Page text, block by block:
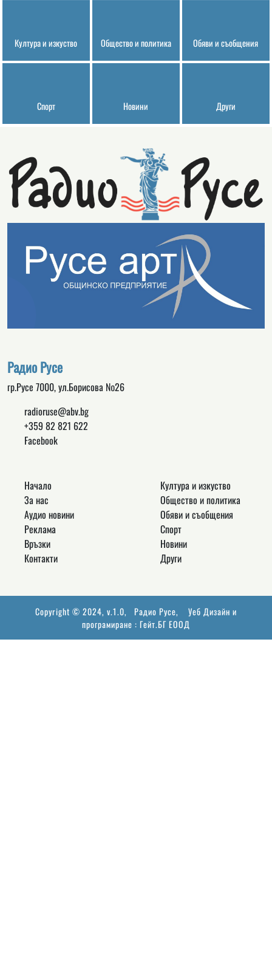
Култура и изкуство Общество и политика Обяви и съобщения
Спорт Новини Други
Радио Русе
гр.Русе 7000, ул.Борисова №26
radioruse@abv.bg
+359 82 821 622
Facebook
Начало
За нас
Аудио новини
Реклама
Връзки
Контакти
Култура и изкуство
Общество и политика
Обяви и съобщения
Спорт
Новини
Други
Copyright © 2024, v.1.0, Радио Русе, Уеб Дизайн и
програмиране : Гейт.БГ ЕООД